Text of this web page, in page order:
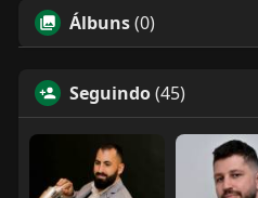
Álbuns(0)
Seguindo(45)